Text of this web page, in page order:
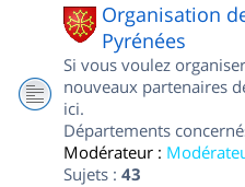
Organisation
Pyrénées
Si vous voulez
nouveaux partenaires
ici.
Départements
Modérateur :
Sujets : 43